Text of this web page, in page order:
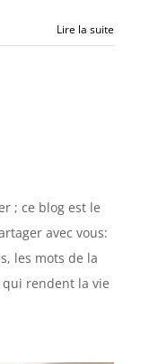
Lire la suite
; ce blog est le
avec vous:
les mots de la
rendent la vie